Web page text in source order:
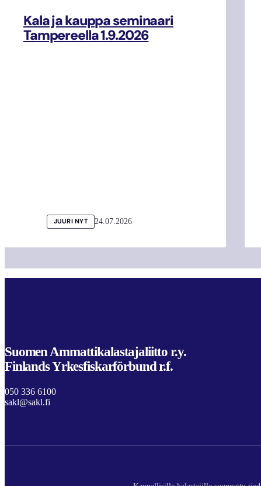
Kala ja kauppa seminaari
Tampereella 1.9.2026
JUURI NYT 24.07.2026
Suomen Ammattikalastajaliitto r.y.
Finlands Yrkesfiskarförbund r.f.
050 336 6100
sakl@sakl.fi